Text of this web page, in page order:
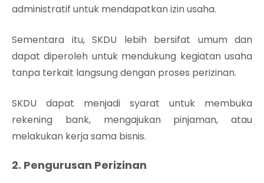
administratif untuk mendapatkan izin usaha.
Sementara itu, SKDU lebih bersifat umum dan
dapat diperoleh untuk mendukung kegiatan usaha
tanpa terkait langsung dengan proses perizinan.
SKDU dapat menjadi syarat untuk membuka
rekening bank, mengajukan pinjaman, atau
melakukan kerja sama bisnis.
2. Pengurusan Perizinan